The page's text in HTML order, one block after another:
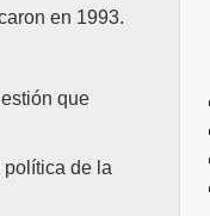
en 1993.
que
de la